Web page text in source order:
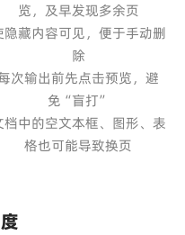
览，及早发现多余页
隐藏内容可见，便于手动删
除
次输出前先点击预览，避
免“盲打”
档中的空文本框、图形、表
格也可能导致换页